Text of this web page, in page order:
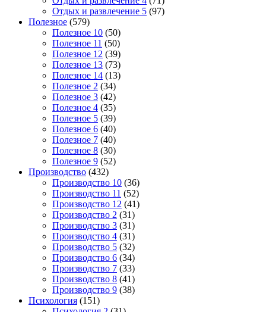
Отдых и развлечение 5 (97)
Полезное (579)
Полезное 10 (50)
Полезное 11 (50)
Полезное 12 (39)
Полезное 13 (73)
Полезное 14 (13)
Полезное 2 (34)
Полезное 3 (42)
Полезное 4 (35)
Полезное 5 (39)
Полезное 6 (40)
Полезное 7 (40)
Полезное 8 (30)
Полезное 9 (52)
Производство (432)
Производство 10 (36)
Производство 11 (52)
Производство 12 (41)
Производство 2 (31)
Производство 3 (31)
Производство 4 (31)
Производство 5 (32)
Производство 6 (34)
Производство 7 (33)
Производство 8 (41)
Производство 9 (38)
Психология (151)